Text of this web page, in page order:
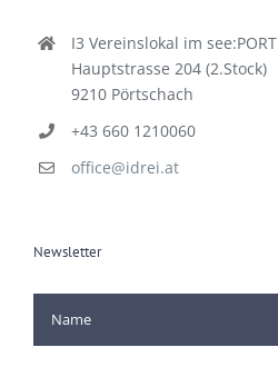
I3 Vereinslokal im see:PORT
Hauptstrasse 204 (2.Stock)
9210 Pörtschach
+43 660 1210060
office@idrei.at
Newsletter